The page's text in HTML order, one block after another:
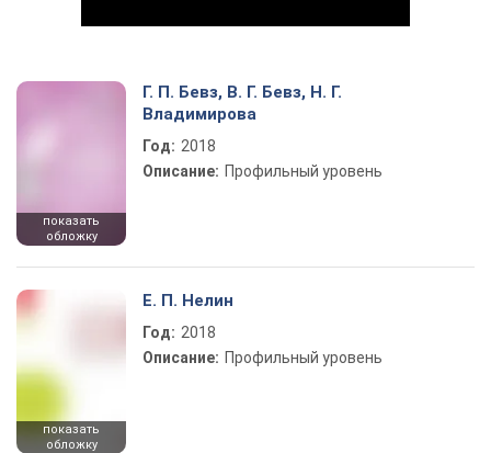
Play Video
показать
обложку
Г. П. Бевз, В. Г. Бевз, Н. Г.
Владимирова
Год: 2018
Описание: Профильный уровень
показать
обложку
Е. П. Нелин
Год: 2018
Описание: Профильный уровень